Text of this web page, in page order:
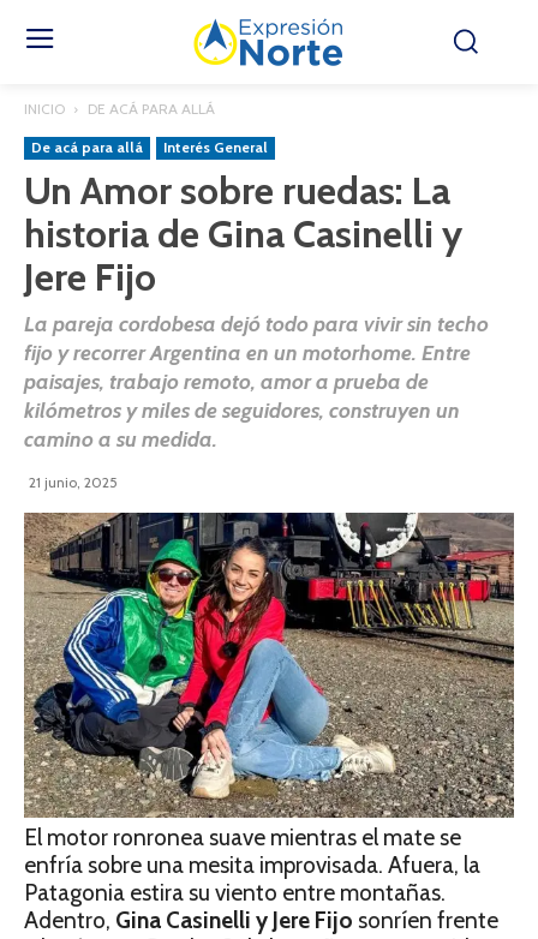
INICIO DE ACÁ PARA ALLÁ
De acá para allá Interés General
Un Amor sobre ruedas: La
historia de Gina Casinelli y
Jere Fijo
La pareja cordobesa dejó todo para vivir sin techo
fijo y recorrer Argentina en un motorhome. Entre
paisajes, trabajo remoto, amor a prueba de
kilómetros y miles de seguidores, construyen un
camino a su medida.
21 junio, 2025
El motor ronronea suave mientras el mate se
enfría sobre una mesita improvisada. Afuera, la
Patagonia estira su viento entre montañas.
Adentro, Gina Casinelli y Jere Fijo sonríen frente